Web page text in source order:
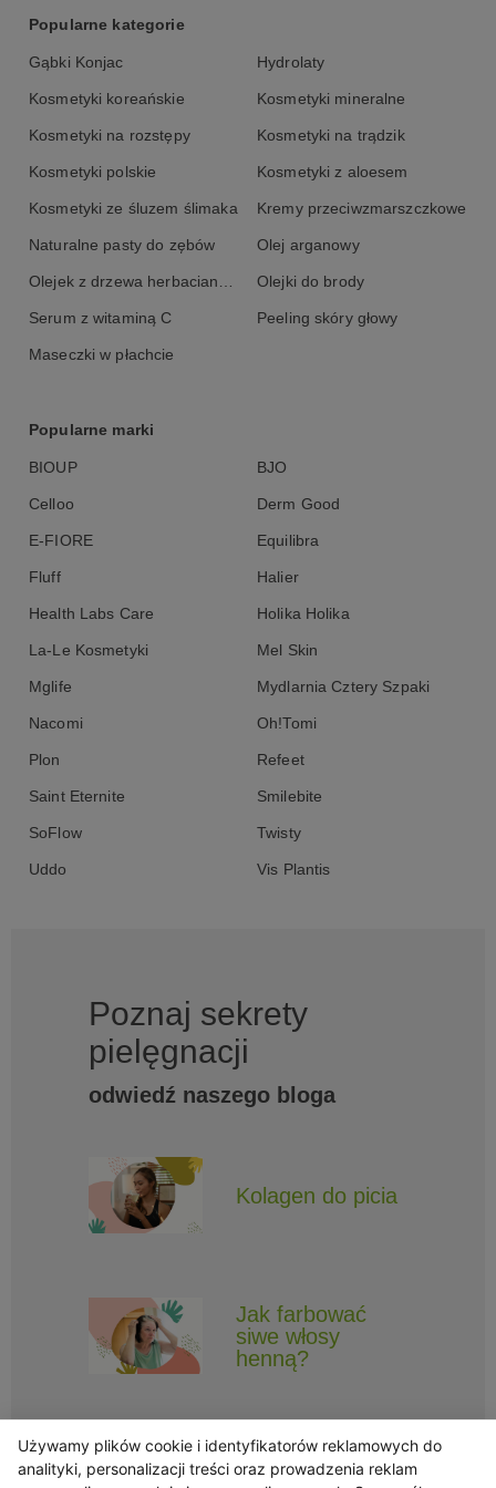
Popularne kategorie
Gąbki Konjac Hydrolaty
Kosmetyki koreańskie Kosmetyki mineralne
Kosmetyki na rozstępy Kosmetyki na trądzik
Kosmetyki polskie Kosmetyki z aloesem
Kosmetyki ze śluzem ślimaka Kremy przeciwzmarszczkowe
Naturalne pasty do zębów Olej arganowy
Olejek z drzewa herbacianego Olejki do brody
Serum z witaminą C Peeling skóry głowy
Maseczki w płachcie
Popularne marki
BIOUP BJO
Celloo Derm Good
E-FIORE Equilibra
Fluff Halier
Health Labs Care Holika Holika
La-Le Kosmetyki Mel Skin
Mglife Mydlarnia Cztery Szpaki
Nacomi Oh!Tomi
Plon Refeet
Saint Eternite Smilebite
SoFlow Twisty
Uddo Vis Plantis
Poznaj sekrety
pielęgnacji
odwiedź naszego bloga
Kolagen do picia
Jak farbować
siwe włosy
henną?
Używamy plików cookie i identyfikatorów reklamowych do
analityki, personalizacji treści oraz prowadzenia reklam